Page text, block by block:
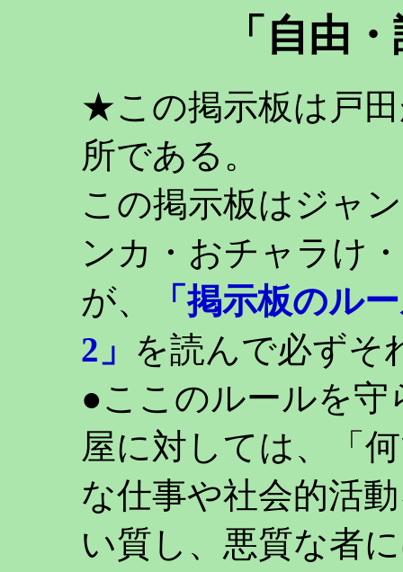
「自由
★この掲示板は戸
所である。
この掲示板はジャ
ンカ・おチャラけ
が、
「掲示板のル
2」 を読んで必ずそ
●ここのルールを守
屋に対しては、「
な仕事や社会的活
い質し、悪質な者